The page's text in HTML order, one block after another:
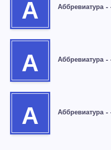
А Аббревиатура –
А Аббревиатура
А Аббревиатура